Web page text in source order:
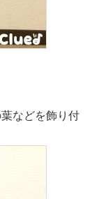
などを飾り付